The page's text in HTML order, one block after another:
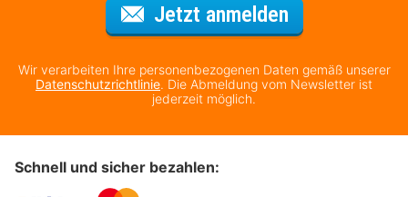
Jetzt anmeldenFür den
Wir verarbeiten Ihre personenbezogenen Daten gemäß unserer
Datenschutzrichtlinie. Die Abmeldung vom Newsletter ist
jederzeit möglich.
Schnell und sicher bezahlen: